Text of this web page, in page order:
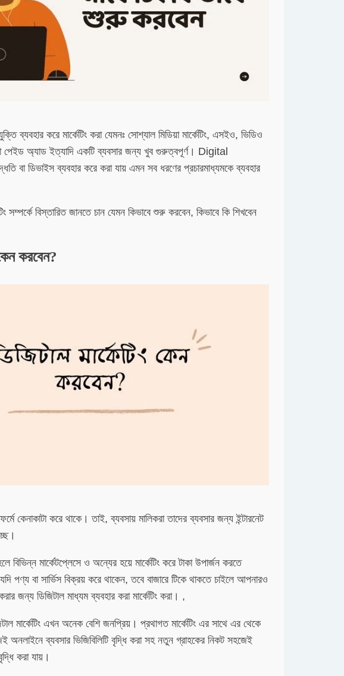
ব্যবহার করে মার্কেটিং করা যেমনঃ সোশ্যাল মিডিয়া মার্কেটিং, এসইও, ভিডিও
বা পেইড অ্যাড ইত্যাদি একটি ব্যবসার জন্য খুব গুরুত্বপূর্ণ। Digital
বা ডিভাইস ব্যবহার করে করা যায় এমন সব ধরণের প্রচারমাধ্যমকে ব্যবহার
সম্পর্কে বিস্তারিত জানতে চান যেমন কিভাবে শুরু করবেন, কিভাবে কি শিখবেন
করবেন?
কেনাকাটা করে থাকে। তাই, ব্যবসায় মালিকরা তাদের ব্যবসার জন্য ইন্টারনেট
হলে বিভিন্ন মার্কেটপ্লেসে ও অন্যের হয়ে মার্কেটিং করে টাকা উপার্জন করতে
পণ্য বা সার্ভিস বিক্রয় করে থাকেন, তবে বাজারে টিকে থাকতে চাইলে আপনারও
জন্য ডিজিটাল মাধ্যম ব্যবহার করা মার্কেটিং করা। ,
মার্কেটিং এখন অনেক বেশি জনপ্রিয়। প্রথাগত মার্কেটিং এর সাথে এর থেকে
অনলাইনে ব্যবসার ভিজিবিলিটি বৃদ্ধি করা সহ নতুন গ্রাহকের নিকট সহজেই
করা যায়।